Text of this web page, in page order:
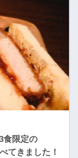
食限定の
てきました！